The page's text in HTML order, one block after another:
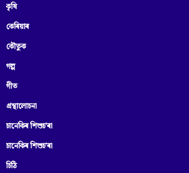
কৃষি
কেৰিয়াৰ
কৌতুক
গল্প
গীত
গ্ৰন্থালোচনা
চানেকিৰ শিশুচ'ৰা
চানেকিৰ শিশুচ’ৰা
চিঠি